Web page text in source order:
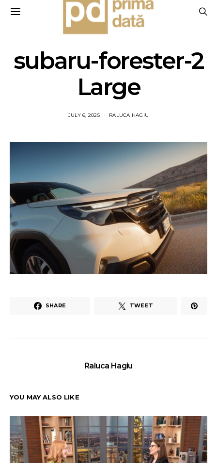
subaru-forester-2
Large
JULY 6, 2025 RALUCA HAGIU
SHARE TWEET
Raluca Hagiu
YOU MAY ALSO LIKE